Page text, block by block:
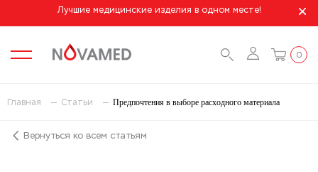
Лучшие медицинские изделия в одном месте!
0
Главная Статьи Предпочтения в выборе расходного материала
Вернуться ко всем статьям